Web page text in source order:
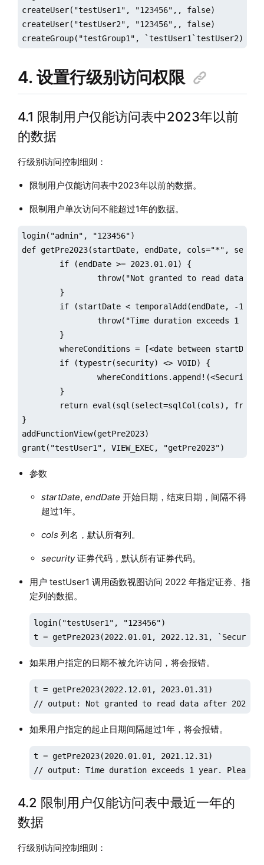
createUser("testUser1", "123456",, false)
createUser("testUser2", "123456",, false)
createGroup("testGroup1", `testUser1`testUser2)
4. 设置行级别访问权限
4.1 限制用户仅能访问表中2023年以前
的数据
行级别访问控制细则：
限制用户仅能访问表中2023年以前的数据。
限制用户单次访问不能超过1年的数据。
login("admin", "123456")
def getPre2023(startDate, endDate, cols="*",
}
addFunctionView(getPre2023)
grant("testUser1", VIEW_EXEC, "getPre2023")
参数
startDate, endDate 开始日期，结束日期，间隔不得
超过1年。
cols列名，默认所有列。
security证券代码，默认所有证券代码。
用户 testUser1 调用函数视图访问 2022 年指定证券、指
定列的数据。
login("testUser1", "123456")
t = getPre2023(2022.01.01, 2022.12.31,
如果用户指定的日期不被允许访问，将会报错。
t = getPre2023(2022.12.01, 2023.01.31)
// output: Not granted to read data after 2023
如果用户指定的起止日期间隔超过1年，将会报错。
t = getPre2023(2020.01.01, 2021.12.31)
// output: Time duration exceeds 1 year. Please
4.2 限制用户仅能访问表中最近一年的
数据
行级别访问控制细则：